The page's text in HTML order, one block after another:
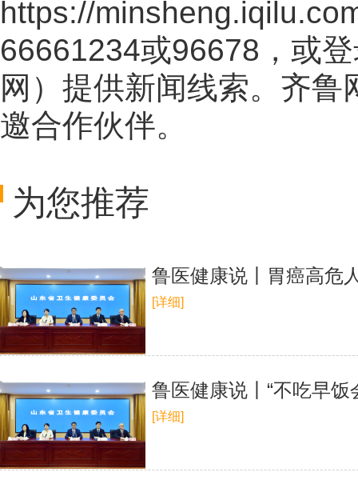
https://
66661234或96678，或
网 ）提供新闻线索。齐鲁
邀合作伙伴。
为您推荐
鲁医健康说丨胃癌高危
[详细]
鲁医健康说丨“不吃早
[详细]